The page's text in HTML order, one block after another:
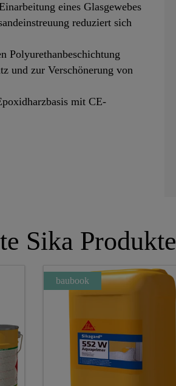
eines Glasgewebes
reduziert sich
Polyurethanbeschichtung
und zur Verschönerung von
mit CE-
Sika Produkte
baubook